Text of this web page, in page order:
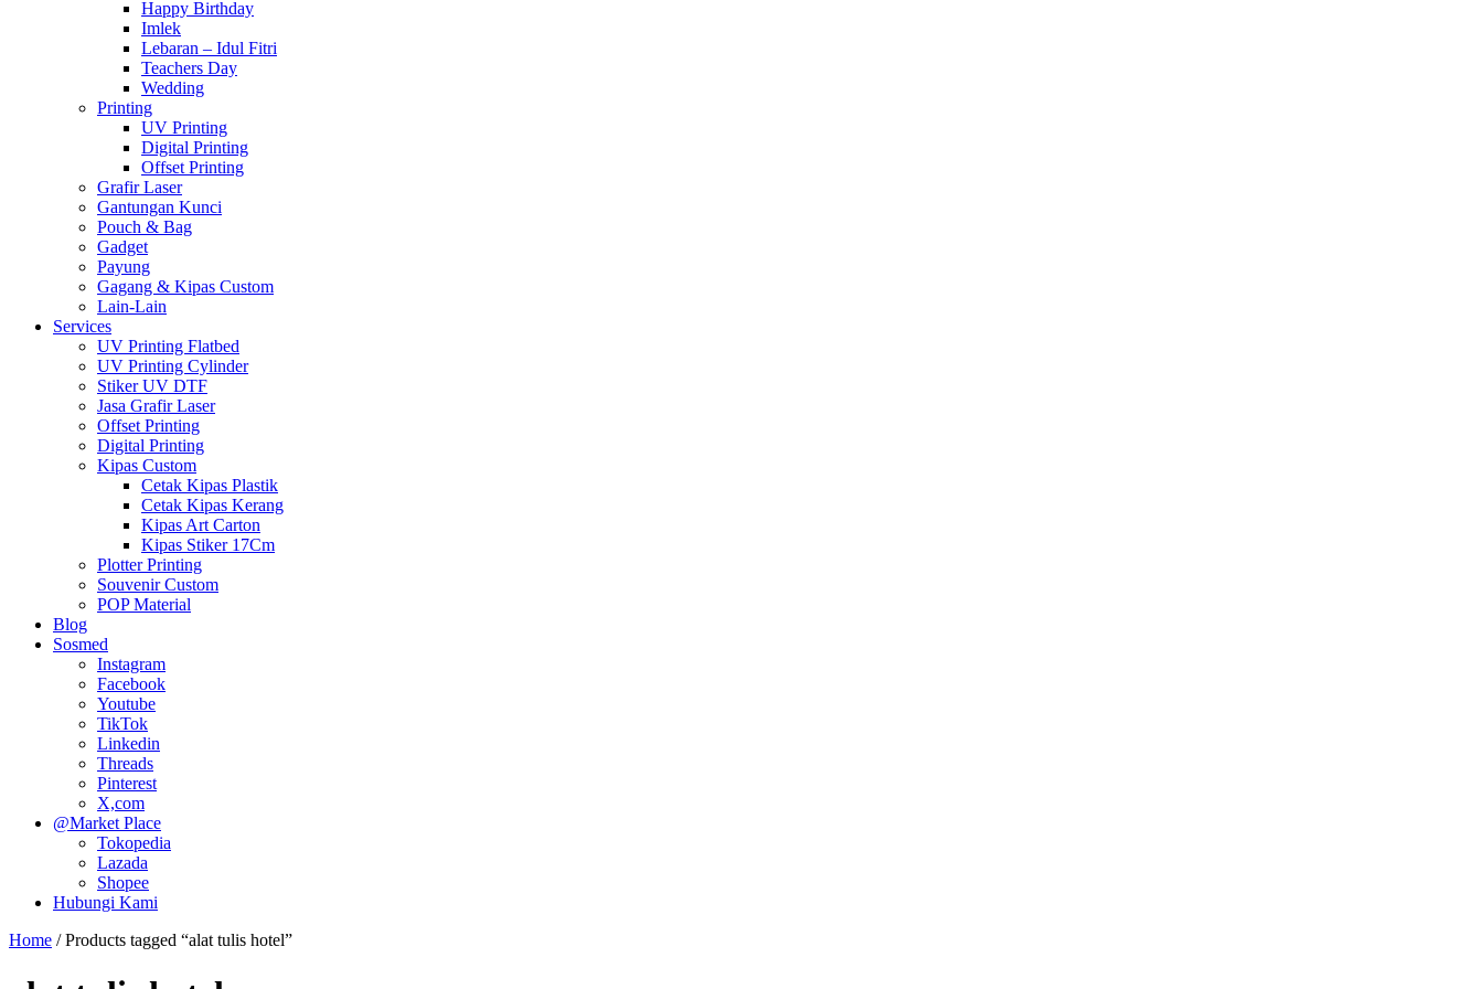
Happy Birthday
Imlek
Lebaran – Idul Fitri
Teachers Day
Wedding
Printing
UV Printing
Digital Printing
Offset Printing
Grafir Laser
Gantungan Kunci
Pouch & Bag
Gadget
Payung
Gagang & Kipas Custom
Lain-Lain
Services
UV Printing Flatbed
UV Printing Cylinder
Stiker UV DTF
Jasa Grafir Laser
Offset Printing
Digital Printing
Kipas Custom
Cetak Kipas Plastik
Cetak Kipas Kerang
Kipas Art Carton
Kipas Stiker 17Cm
Plotter Printing
Souvenir Custom
POP Material
Blog
Sosmed
Instagram
Facebook
Youtube
TikTok
Linkedin
Threads
Pinterest
X,com
@Market Place
Tokopedia
Lazada
Shopee
Hubungi Kami
Home / Products tagged “alat tulis hotel”